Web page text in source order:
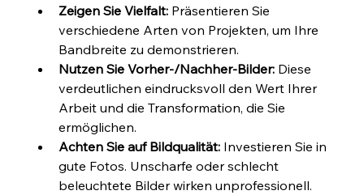
Zeigen Sie Vielfalt: Präsentieren Sie
verschiedene Arten von Projekten, um Ihre
Bandbreite zu demonstrieren.
Nutzen Sie Vorher-/Nachher-Bilder: Diese
verdeutlichen eindrucksvoll den Wert Ihrer
Arbeit und die Transformation, die Sie
ermöglichen.
Achten Sie auf Bildqualität: Investieren Sie in
gute Fotos. Unscharfe oder schlecht
beleuchtete Bilder wirken unprofessionell.